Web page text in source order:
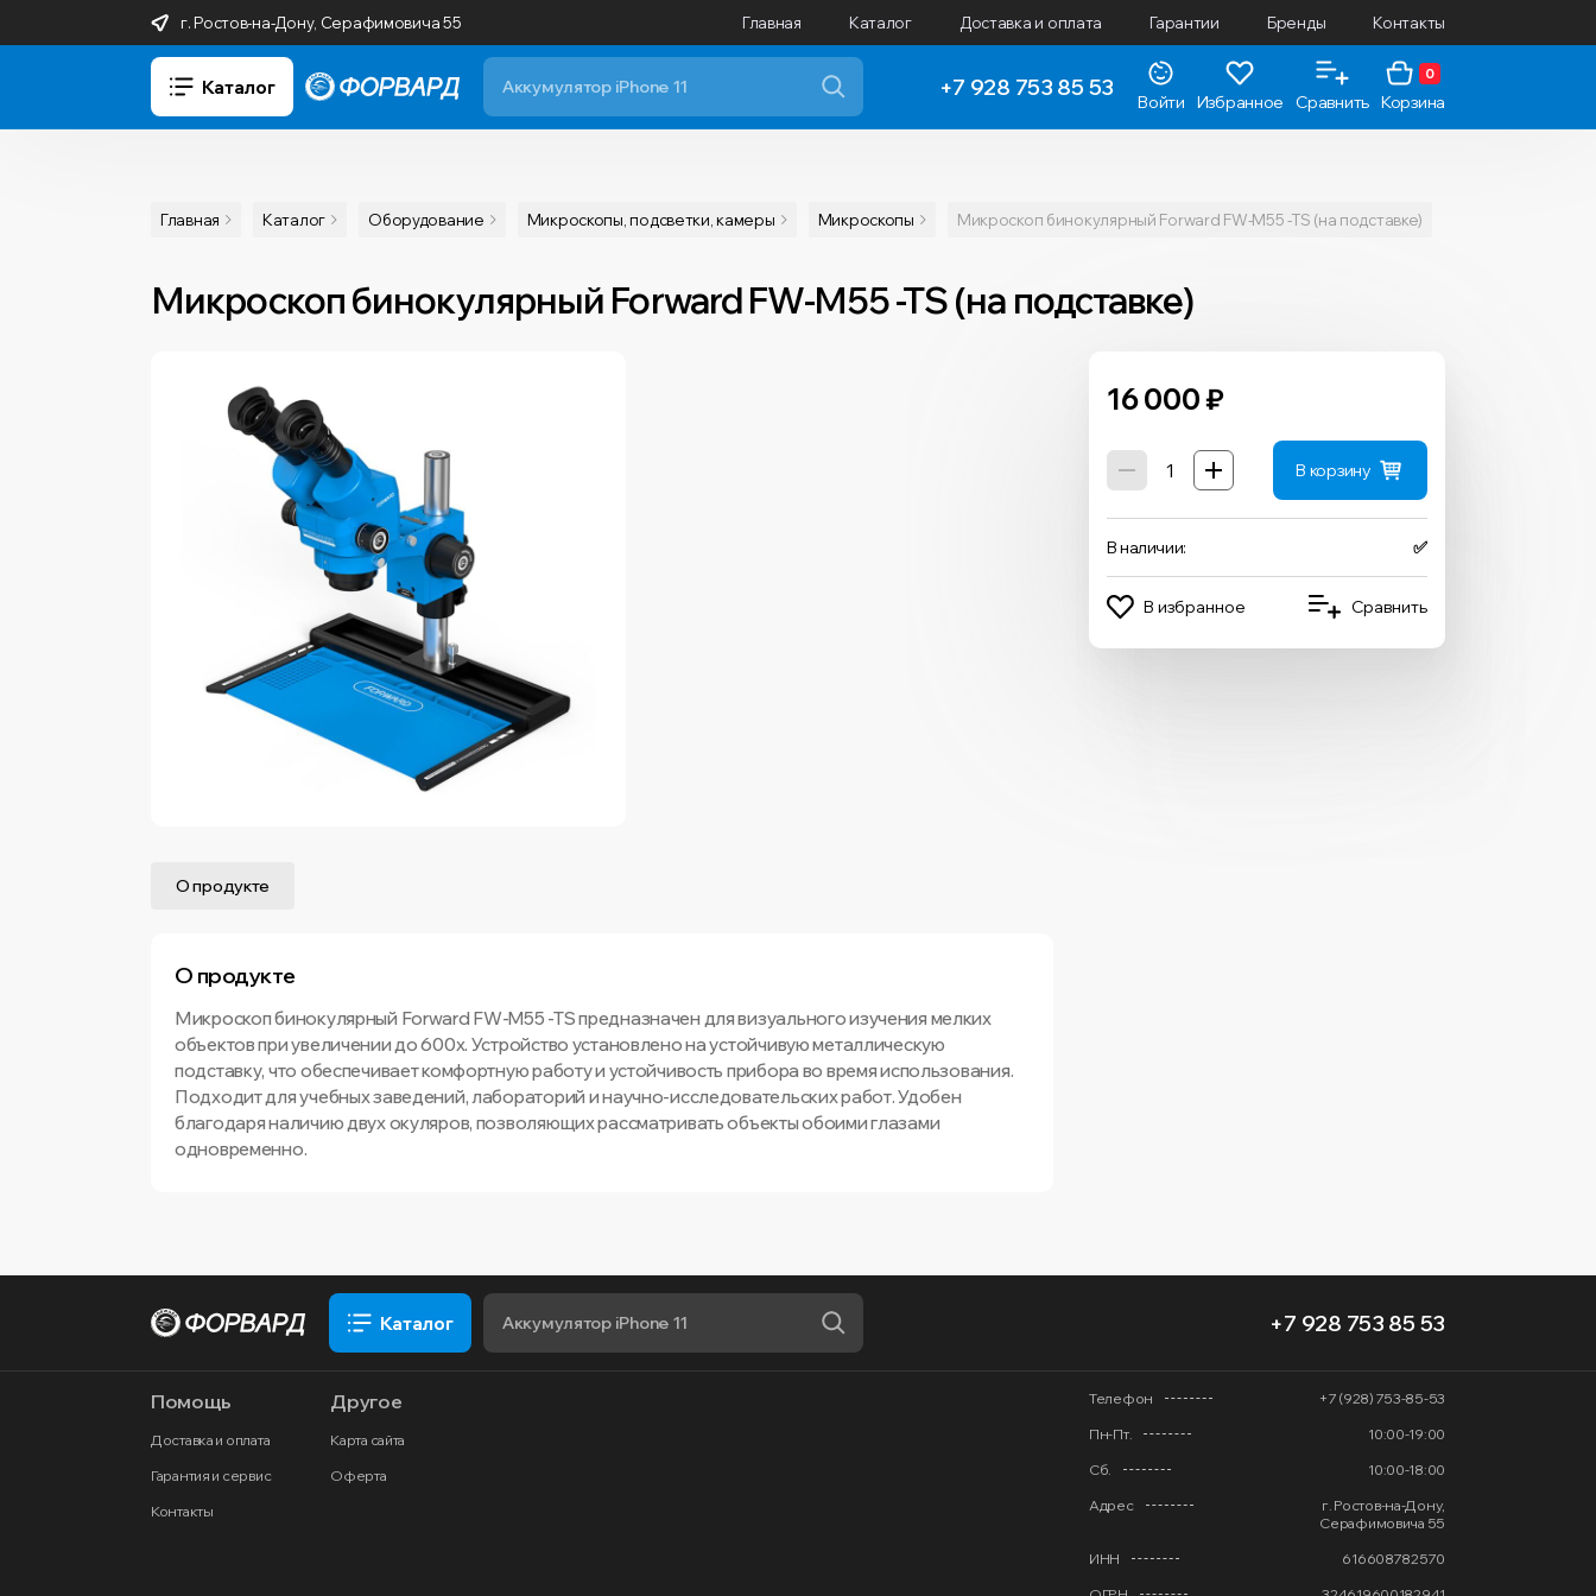
г. Ростов-на-Дону, Серафимовича 55 Главная Каталог Доставка и оплата Гарантии Бренды Контакты
Каталог +7 928 753 85 53
Войти Избранное Сравнить
0
Корзина
Главная Каталог Оборудование Микроскопы, подсветки, камеры Микроскопы Микроскоп бинокулярный Forward FW-M55 -TS (на подставке)
Микроскоп бинокулярный Forward FW-M55 -TS (на подставке)
16 000₽
В корзину
В наличии: ✅
В избранное Сравнить
О продукте
О продукте
Микроскоп бинокулярный Forward FW-M55 -TS предназначен для визуального изучения мелких
объектов при увеличении до 600х. Устройство установлено на устойчивую металлическую
подставку, что обеспечивает комфортную работу и устойчивость прибора во время использования.
Подходит для учебных заведений, лабораторий и научно-исследовательских работ. Удобен
благодаря наличию двух окуляров, позволяющих рассматривать объекты обоими глазами
одновременно.
Каталог +7 928 753 85 53
Помощь
Доставка и оплата
Гарантия и сервис
Контакты
Другое
Карта сайта
Оферта
Телефон
+7 (928) 753-85-53
Пн-Пт.
10:00-19:00
Сб.
10:00-18:00
Адрес
г. Ростов-на-Дону,
Серафимовича 55
ИНН
616608782570